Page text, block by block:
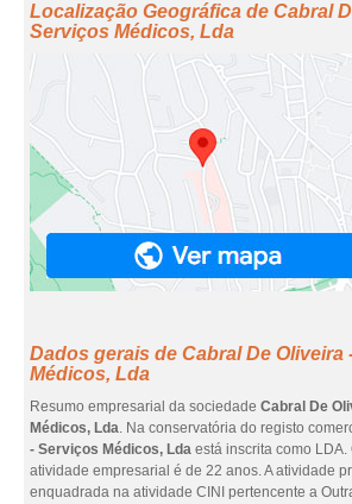
Localização Geográfica de Cabral
Serviços Médicos, Lda
Dados gerais de Cabral De Oliveira
Médicos, Lda
Resumo empresarial da sociedade Cabral De
Médicos, Lda. Na conservatória do registo
- Serviços Médicos, Lda está inscrita como
atividade empresarial é de 22 anos. A atividade
enquadrada na atividade CINI pertencente a